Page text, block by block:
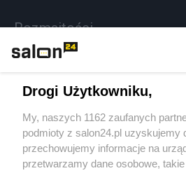
Rozmaitości
Sport
Społeczeństwo
Drogi Użytkowniku,
My, naszych 1162 zaufanych
podmioty z salon24.pl uzyskujemy
przechowujemy informacje na
przetwarzamy dane osobowe,